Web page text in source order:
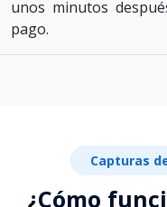
unos minutos
pago.
Capturas
¿Cómo